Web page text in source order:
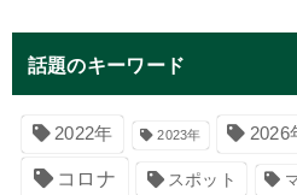
話題のキーワード
2022年 2023年 2026
コロナ スポット